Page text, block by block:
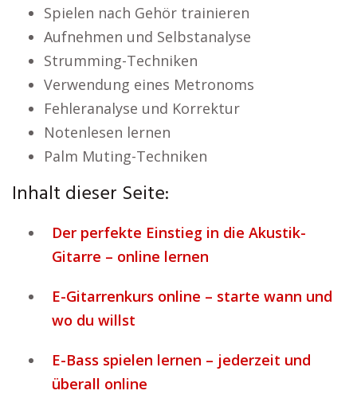
Spielen nach Gehör trainieren
Aufnehmen und Selbstanalyse
Strumming-Techniken
Verwendung eines Metronoms
Fehleranalyse und Korrektur
Notenlesen lernen
Palm Muting-Techniken
Inhalt dieser Seite:
Der perfekte Einstieg in die Akustik-
Gitarre – online lernen
E-Gitarrenkurs online – starte wann und
wo du willst
E-Bass spielen lernen – jederzeit und
überall online